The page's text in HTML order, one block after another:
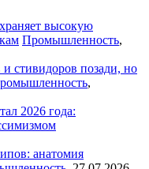
высокую
Промышленность,
и стивидоров позади, но
,
2026 года:
анатомия